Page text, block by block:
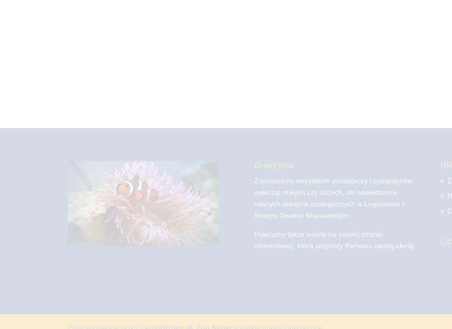
O witrynie
Zapraszamy wszystkich posiadaczy i sympatyków
zwierząt małych czy dużych, do odwiedzenia
naszych sklepów zoologicznych w Legionowie i
Nowym Dworze Mazowieckim
Polecamy także wizytę na naszej stronie
internetowej, która przybliży Państwu naszą ofertę.